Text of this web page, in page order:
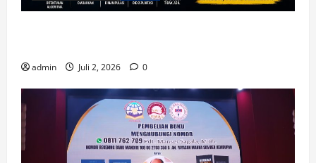
admin Juli 2, 2026 0